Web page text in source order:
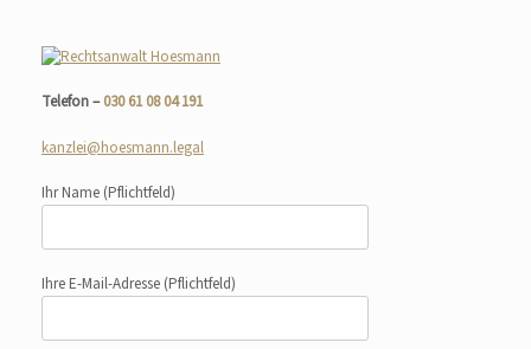
Telefon –030 61 08 04 191
kanzlei@hoesmann.legal
Ihr Name (Pflichtfeld)
Ihre E-Mail-Adresse (Pflichtfeld)